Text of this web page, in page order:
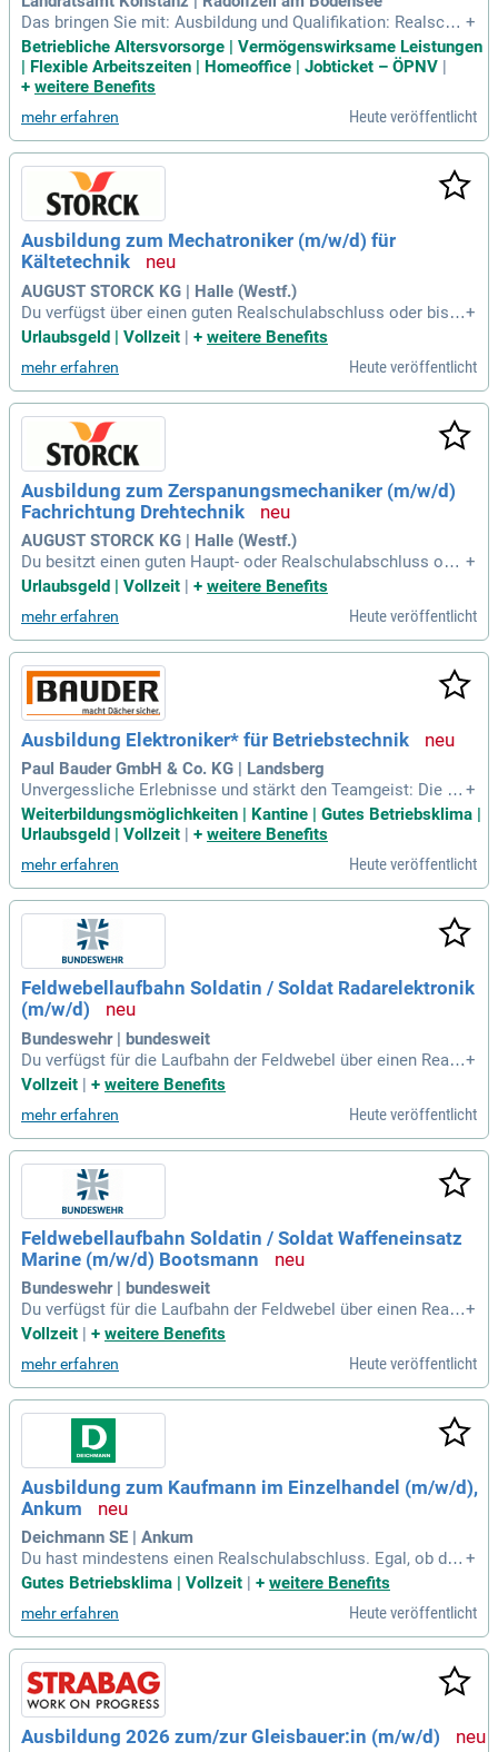
Das bringen Sie mit: Ausbildung und Qualifikation: Realschu
labschluss sowie eine abgeschlossene Ausbildung als Land
wirt/in, Tiermedizinische/r Fachangestellte/r (TFA), Veterinä
rmedizinisch-technische/r Assistent/in (VMTA), Tierwirt/in
+
Betriebliche Altersvorsorge | Vermögenswirksame Leistungen
| Flexible Arbeitszeiten | Homeoffice | Jobticket – ÖPNV |
+ weitere Benefits
mehr erfahren Heute veröffentlicht
Ausbildung zum Mechatroniker (m/w/d) für
Kältetechnik
AUGUST STORCK KG | Halle (Westf.)
Du verfügst über einen guten Realschulabschluss oder bist
gerade auf dem Weg dahin. Schulfächer wie Mathematik, Ph
ysik, Technik, Informatik und Deutsch liegen dir besonders.
Du besitzt technisches Verständnis und hast Lust, selbst H
and anzulegen.
+
Urlaubsgeld | Vollzeit | + weitere Benefits
mehr erfahren Heute veröffentlicht
Ausbildung zum Zerspanungsmechaniker (m/w/d)
Fachrichtung Drehtechnik
AUGUST STORCK KG | Halle (Westf.)
Du besitzt einen guten Haupt- oder Realschulabschluss ode
r bist gerade auf dem Weg dahin.
+
Urlaubsgeld | Vollzeit | + weitere Benefits
mehr erfahren Heute veröffentlicht
Ausbildung Elektroniker* für Betriebstechnik
Paul Bauder GmbH & Co. KG | Landsberg
Unvergessliche Erlebnisse und stärkt den Teamgeist: Die wi
chtigsten Fakten auf einen Blick: Dauer der Ausbildung: 3,5
Jahre; Ausbildungsorte: Standort Landsberg und die BBS de
s Landkreises Saalekreis, Leuna; Schulische Voraussetzung
en: Mindestens einen guten Realschulabschluss
+
Weiterbildungsmöglichkeiten | Kantine | Gutes Betriebsklima |
Urlaubsgeld | Vollzeit | + weitere Benefits
mehr erfahren Heute veröffentlicht
Feldwebellaufbahn Soldatin / Soldat Radarelektronik
(m/w/d)
Bundeswehr | bundesweit
Du verfügst für die Laufbahn der Feldwebel über einen Reals
chulabschluss. Alternativ hast Du die Hauptschule und eine
+
Vollzeit | + weitere Benefits
mehr erfahren Heute veröffentlicht
Feldwebellaufbahn Soldatin / Soldat Waffeneinsatz
Marine (m/w/d) Bootsmann
Bundeswehr | bundesweit
Du verfügst für die Laufbahn der Feldwebel über einen Reals
chulabschluss. Alternativ hast Du die Hauptschule und eine
+
Vollzeit | + weitere Benefits
mehr erfahren Heute veröffentlicht
Ausbildung zum Kaufmann im Einzelhandel (m/w/d),
Ankum
Deichmann SE | Ankum
Du hast mindestens einen Realschulabschluss. Egal, ob du
deine Zukunft nach der Ausbildung als Verkaufsmitarbeiter/
nsatz zeigst und etwas bewegen möchtest, kannst und darf
st du das auch.
+
Gutes Betriebsklima | Vollzeit | + weitere Benefits
mehr erfahren Heute veröffentlicht
Ausbildung 2026 zum/zur Gleisbauer:in (m/w/d)